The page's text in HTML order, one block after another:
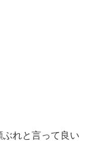
れと言って良い